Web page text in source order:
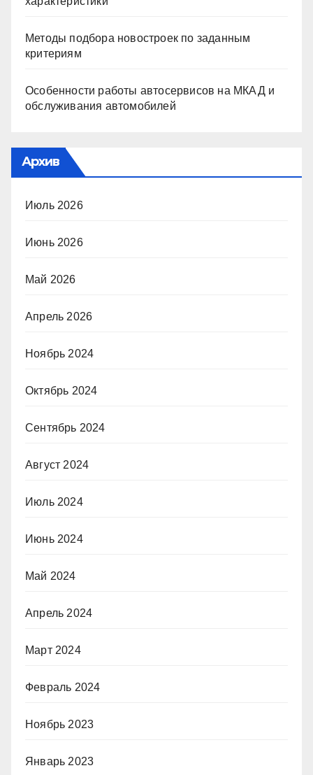
Методы подбора новостроек по заданным
критериям
Особенности работы автосервисов на МКАД и
обслуживания автомобилей
Архив
Июль 2026
Июнь 2026
Май 2026
Апрель 2026
Ноябрь 2024
Октябрь 2024
Сентябрь 2024
Август 2024
Июль 2024
Июнь 2024
Май 2024
Апрель 2024
Март 2024
Февраль 2024
Ноябрь 2023
Январь 2023